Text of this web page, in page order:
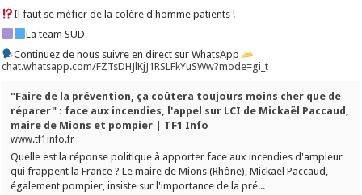
Il faut se méfier de la colère d'homme patients !
La team SUD
Continuez de nous suivre en direct sur WhatsApp
chat.whatsapp.com/FZTsDHJlKjJ1RSLFkYuSWw?mode=gi_t
"Faire de la prévention, ça coûtera toujours moins cher que de
réparer" : face aux incendies, l'appel sur LCI de Mickaël Paccaud,
maire de Mions et pompier | TF1 Info
www.tf1info.fr
Quelle est la réponse politique à apporter face aux incendies d'ampleur
qui frappent la France ? Le maire de Mions (Rhône), Mickaël Paccaud,
également pompier, insiste sur l'importance de la pré...